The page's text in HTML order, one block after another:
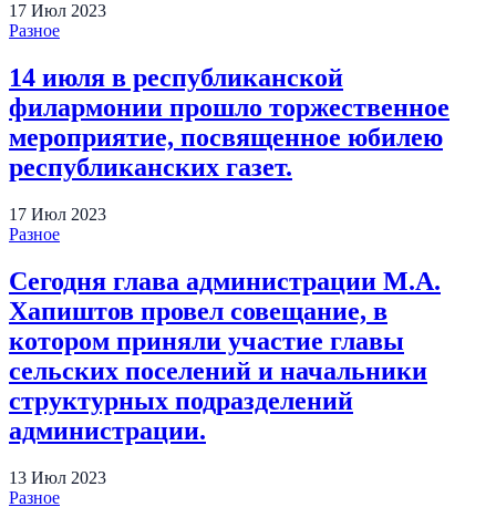
17 Июл 2023
Разное
14 июля в республиканской
филармонии прошло торжественное
мероприятие, посвященное юбилею
республиканских газет.
17 Июл 2023
Разное
Сегодня глава администрации М.А.
Хапиштов провел совещание, в
котором приняли участие главы
сельских поселений и начальники
структурных подразделений
администрации.
13 Июл 2023
Разное